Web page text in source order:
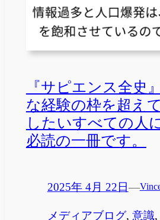
『サピエンス全史
な経験の枠を超え
したいすべての人
必読の一冊です。
2025年 4月 22日—
メディアブログ, 意識,